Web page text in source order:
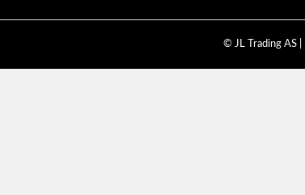
© JL Trading AS |